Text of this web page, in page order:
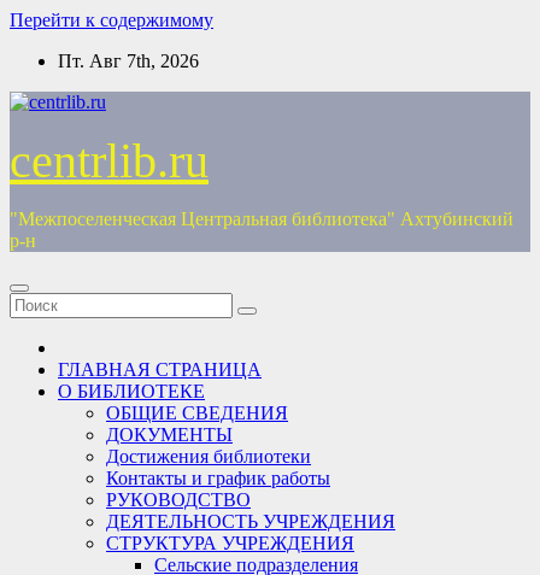
Перейти к содержимому
Пт. Авг 7th, 2026
centrlib.ru
"Межпоселенческая Центральная библиотека" Ахтубинский
р-н
ГЛАВНАЯ СТРАНИЦА
О БИБЛИОТЕКЕ
ОБЩИЕ СВЕДЕНИЯ
ДОКУМЕНТЫ
Достижения библиотеки
Контакты и график работы
РУКОВОДСТВО
ДЕЯТЕЛЬНОСТЬ УЧРЕЖДЕНИЯ
СТРУКТУРА УЧРЕЖДЕНИЯ
Сельские подразделения